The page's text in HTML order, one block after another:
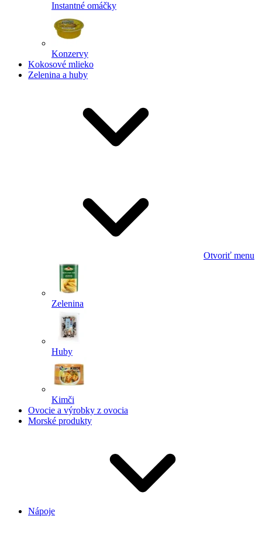
Instantné omáčky
Konzervy
Kokosové mlieko
Zelenina a huby
Otvoriť menu
Zelenina
Huby
Kimči
Ovocie a výrobky z ovocia
Morské produkty
Nápoje